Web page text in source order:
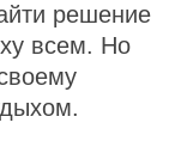
решение
всем. Но